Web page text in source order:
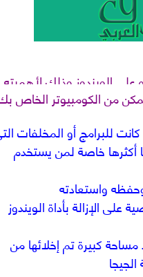
على الويندوز وذلك لأهميته
من الكومبيوتر الخاص
للبرامج أو المخلفات
أكثرها خاصة لمن يستخدم
واستعادته
الإزالة بأداة الويندوز
كبيرة تم إخلائها من